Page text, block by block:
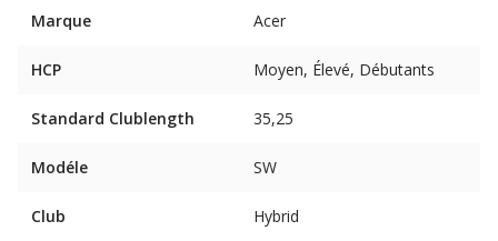
Marque Acer
HCP Moyen, Élevé, Débutants
Standard Clublength 35,25
Modéle SW
Club Hybrid